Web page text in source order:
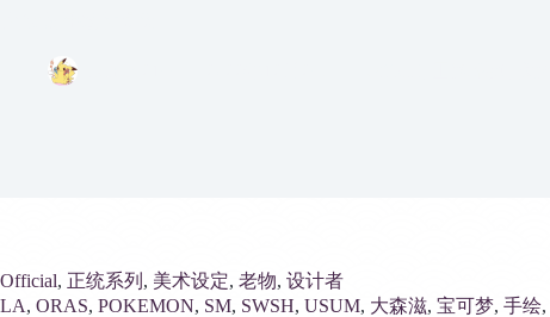
Official, 正统系列 , 美术设定, 老物, 设计者
LA, ORAS, POKEMON, SM, SWSH, USUM, 大森滋, 宝可梦, 手绘,